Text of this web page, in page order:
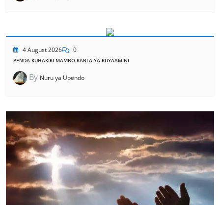
4 August 2026 0
PENDA KUHAKIKI MAMBO KABLA YA KUYAAMINI
By Nuru ya Upendo